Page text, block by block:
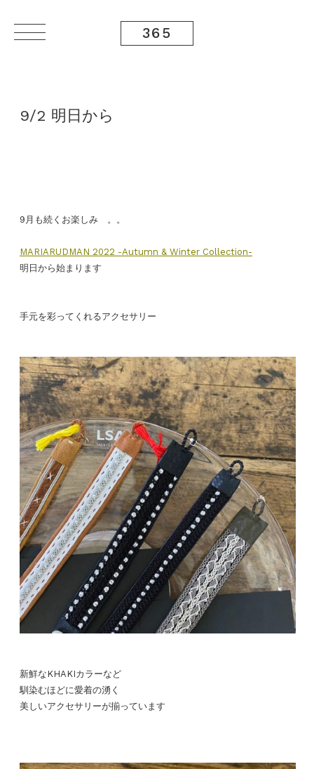
365
9/2 明日から
9月も続くお楽しみ 。。
MARIARUDMAN 2022 -Autumn & Winter Collection-
明日から始まります
手元を彩ってくれるアクセサリー
新鮮なKHAKIカラーなど
馴染むほどに愛着の湧く
美しいアクセサリーが揃っています